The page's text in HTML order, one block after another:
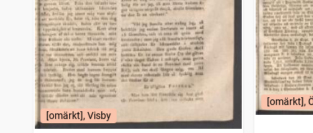
[omärkt], Visby
[omärkt],